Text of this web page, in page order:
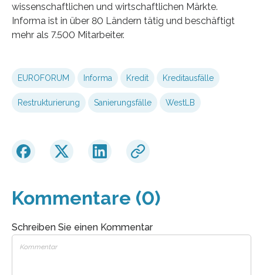
wissenschaftlichen und wirtschaftlichen Märkte.
Informa ist in über 80 Ländern tätig und beschäftigt
mehr als 7.500 Mitarbeiter.
EUROFORUM Informa Kredit Kreditausfälle
Restrukturierung Sanierungsfälle WestLB
Kommentare (0)
Schreiben Sie einen Kommentar